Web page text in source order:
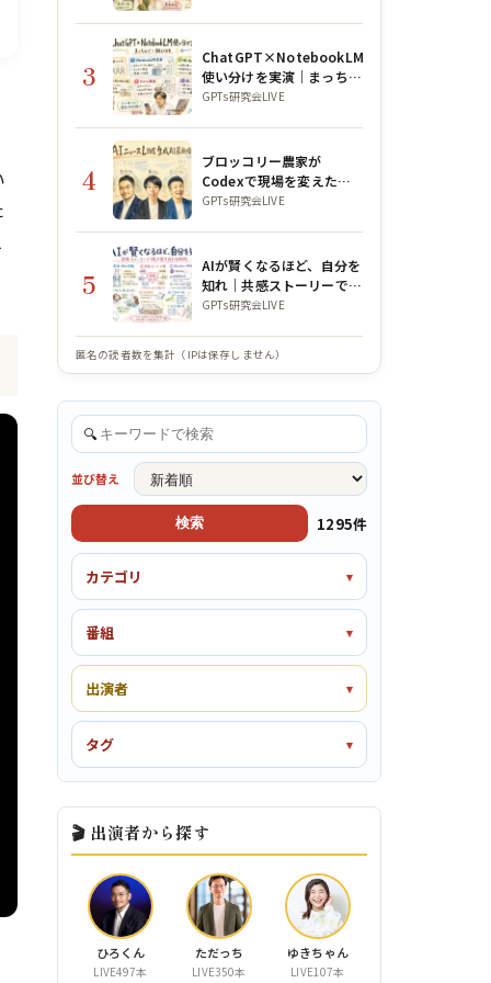
3
ChatGPT×NotebookLM
使い分けを実演｜まっちん
ぐー朝LIVE
GPTs研究会LIVE
4
ブロッコリー農家が
Codexで現場を変えた話
｜GPTs研究会×WACAコ
GPTs研究会LIVE
5
AIが賢くなるほど、自分を
知れ｜共感ストーリーで魂
を宿すAI活用術【公ちゃん
GPTs研究会LIVE
匿名の読者数を集計（IPは保存しません）
🔍
並び替え
検索 1295件
カテゴリ
番組
出演者
タグ
🎬 出演者から探す
ひろくん
LIVE497本
ただっち
LIVE350本
ゆきちゃん
LIVE107本